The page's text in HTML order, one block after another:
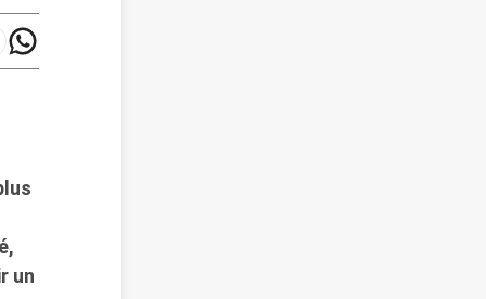
un